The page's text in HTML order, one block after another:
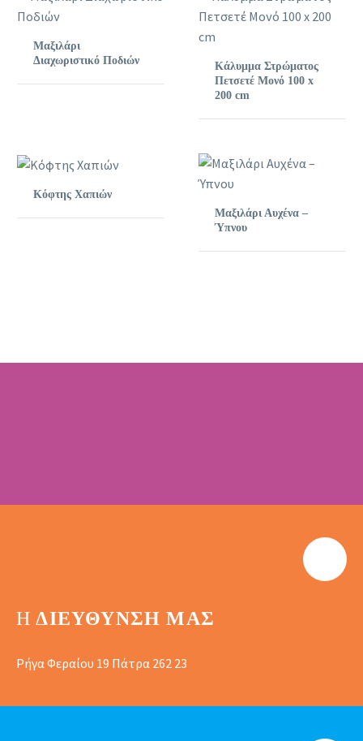
Μαξιλάρι
Διαχωριστικό Ποδιών
Κάλυμμα Στρώματος
Πετσετέ Μονό 100 x
200 cm
Κόφτης Χαπιών
Μαξιλάρι Αυχένα –
Ύπνου
Η ΔΙΕΎΘΥΝΣΗ ΜΑΣ
Ρήγα Φεραίου 19 Πάτρα 262 23